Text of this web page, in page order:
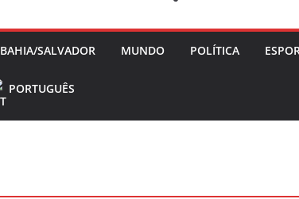
BAHIA/SALVADOR MUNDO POLÍTICA
PORTUGUÊS